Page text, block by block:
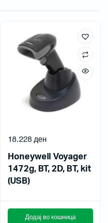
Honeywell Voyager
1472g, BT, 2D, BT, kit
(USB)
18.228ден
Додај во кошница